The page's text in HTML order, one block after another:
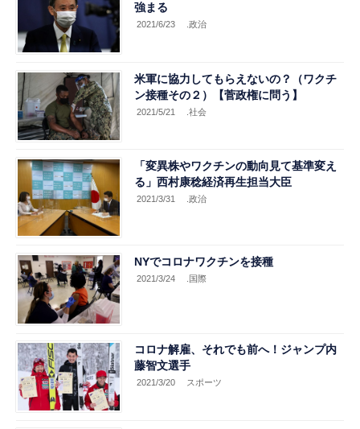
強まる
2021/6/23 .政治
米軍に協力してもらえないの？（ワクチ
ン接種その２）【菅政権に問う】
2021/5/21 .社会
「変異株やワクチンの動向見て基準変え
る」西村康稔経済再生担当大臣
2021/3/31 .政治
NYでコロナワクチンを接種
2021/3/24 .国際
コロナ解雇、それでも前へ！ジャンプ内
藤智文選手
2021/3/20 スポーツ